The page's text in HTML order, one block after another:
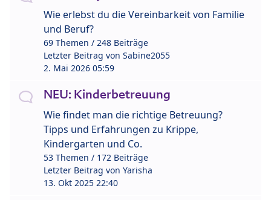
Wie erlebst du die Vereinbarkeit von Familie
und Beruf?
69 Themen / 248 Beiträge
Letzter Beitrag von Sabine2055
2. Mai 2026 05:59
NEU: Kinderbetreuung
Wie findet man die richtige Betreuung?
Tipps und Erfahrungen zu Krippe,
Kindergarten und Co.
53 Themen / 172 Beiträge
Letzter Beitrag von Yarisha
13. Okt 2025 22:40